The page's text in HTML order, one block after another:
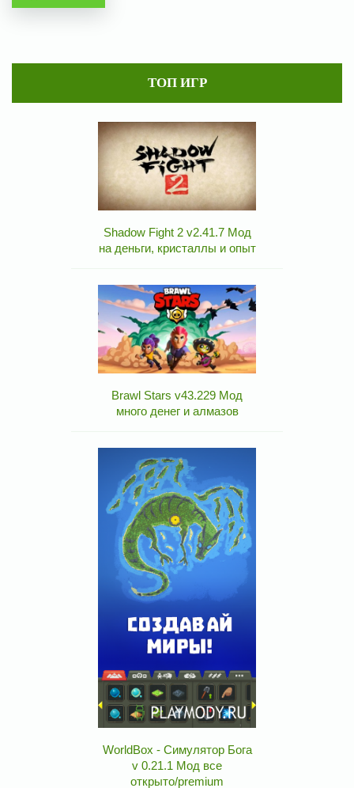
ТОП ИГР
Shadow Fight 2 v2.41.7 Мод
на деньги, кристаллы и опыт
Brawl Stars v43.229 Мод
много денег и алмазов
WorldBox - Симулятор Бога
v 0.21.1 Мод все
открыто/premium